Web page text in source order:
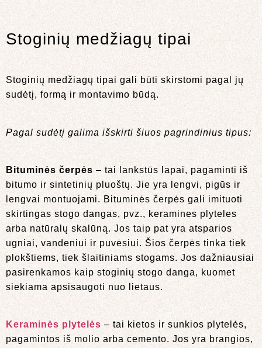
Stoginių medžiagų tipai
Stoginių medžiagų tipai gali būti skirstomi pagal jų
sudėtį, formą ir montavimo būdą.
Pagal sudėtį galima išskirti šiuos pagrindinius tipus:
Bituminės čerpės – tai lankstūs lapai, pagaminti iš
bitumo ir sintetinių pluoštų. Jie yra lengvi, pigūs ir
lengvai montuojami. Bituminės čerpės gali imituoti
skirtingas stogo dangas, pvz., keramines plyteles
arba natūralų skalūną. Jos taip pat yra atsparios
ugniai, vandeniui ir puvėsiui. Šios čerpės tinka tiek
plokštiems, tiek šlaitiniams stogams. Jos dažniausiai
pasirenkamos kaip stoginių stogo danga, kuomet
siekiama apsisaugoti nuo lietaus.
Keraminės plytelės – tai kietos ir sunkios plytelės,
pagamintos iš molio arba cemento. Jos yra brangios,